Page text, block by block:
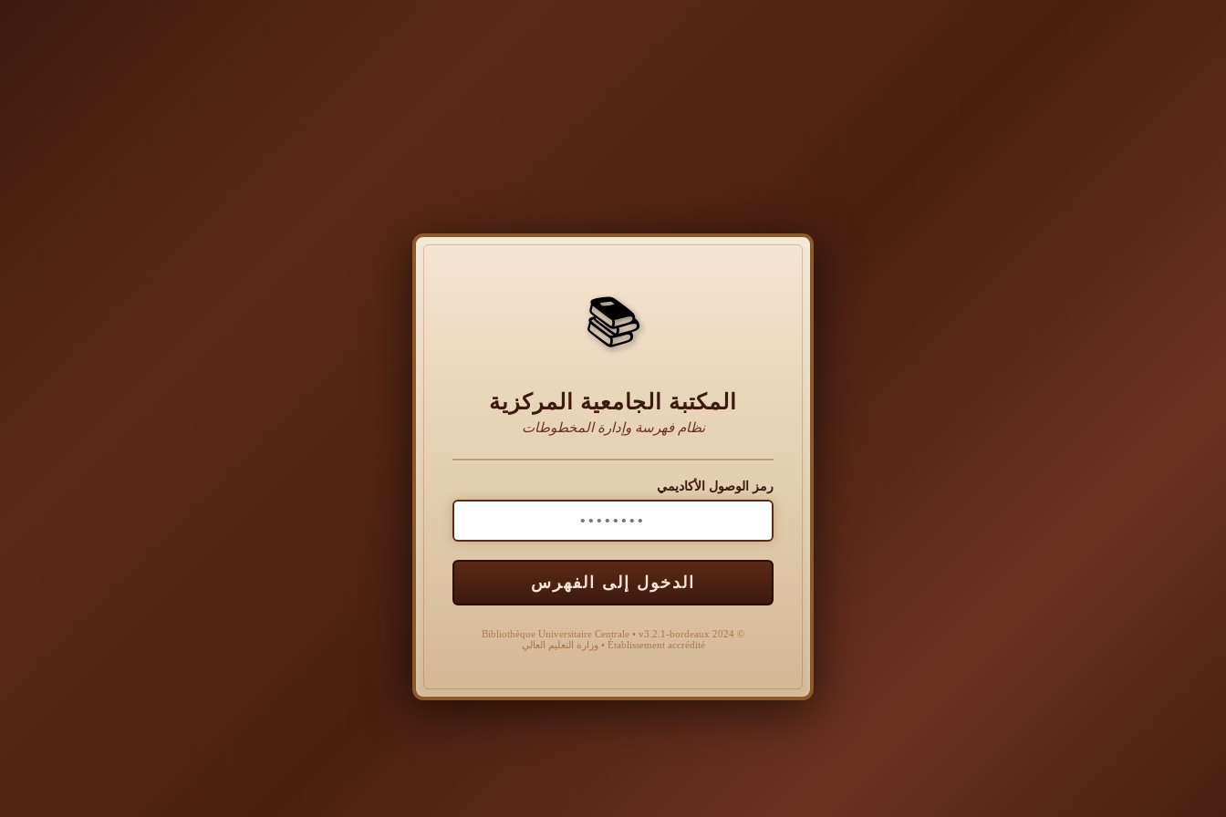
📚
المكتبة الجامعية المركزية
نظام فهرسة وإدارة المخطوطات
رمز الوصول الأكاديمي
الدخول إلى الفهرس
© 2024 Bibliothèque Universitaire Centrale • v3.2.1-bordeaux
Établissement accrédité • وزارة التعليم العالي